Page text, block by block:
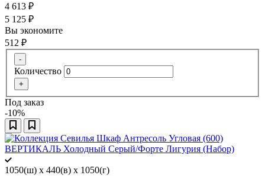
4 613 ₽
5 125 ₽
Вы экономите
512 ₽
-
Количество
+
Под заказ
-10%
1050(ш) x 440(в) x 1050(г)